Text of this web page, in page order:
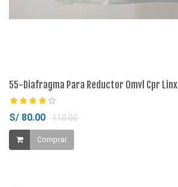
55-Diafragma Para Reductor Omvl Cpr Linx
S/ 80.00 110.00
Comprar